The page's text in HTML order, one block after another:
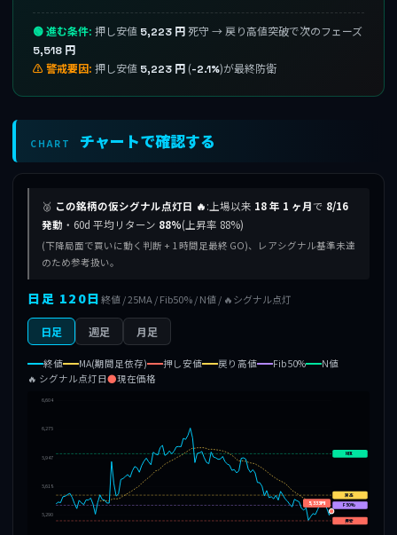
🟢 進む条件: 押し安値 5,223 円 死守 → 戻り高値突破で次のフェーズ
5,518 円
⚠ 警戒要因: 押し安値 5,223 円 (-2.1%)が最終防衛
CHART チャートで確認する
🥈 この銘柄の仮シグナル点灯日 🔥:上場以来 18 年 1 ヶ月で 8/16
発動 ・60d 平均リターン 88%(上昇率 88%)
(下降局面で買いに動く判断 + 1 時間足最終 GO)、レアシグナル基準未達
のため参考扱い。
日足 120日終値 / 25MA / Fib50% / N値 / 🔥シグナル点灯
日足 週足 月足
終値 MA(期間足依存) 押し安値 戻り高値 Fib50%
N値
🔥 シグナル点灯日●現在価格
6,604
6,275
5,947
5,618
5,290
押安
戻高
F50%
N値
5,333円